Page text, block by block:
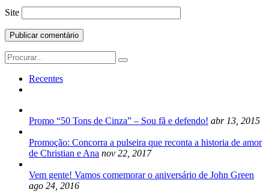
Site
Search
for:
Recentes
Promo “50 Tons de Cinza” – Sou fã e defendo! abr 13, 2015
Promoção: Concorra a pulseira que reconta a historia de amor
de Christian e Ana nov 22, 2017
Vem gente! Vamos comemorar o aniversário de John Green
ago 24, 2016